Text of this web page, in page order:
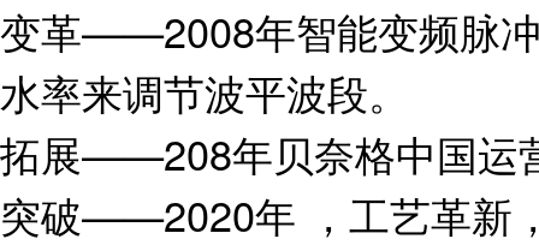
变革——2008年智能变频脉
水率来调节波平波段。
拓展——208年贝奈格中国运
突破——2020年 ，工艺革新